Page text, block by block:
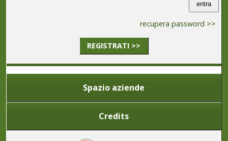
recupera password >>
REGISTRATI >>
Spazio aziende
Credits